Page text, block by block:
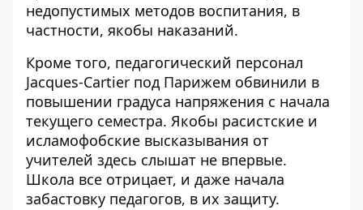
недопустимых методов воспитания, в
частности, якобы наказаний.
Кроме того, педагогический персонал
Jacques-Cartier под Парижем обвинили в
повышении градуса напряжения с начала
текущего семестра. Якобы расистские и
исламофобские высказывания от
учителей здесь слышат не впервые.
Школа все отрицает, и даже начала
забастовку педагогов, в их защиту.